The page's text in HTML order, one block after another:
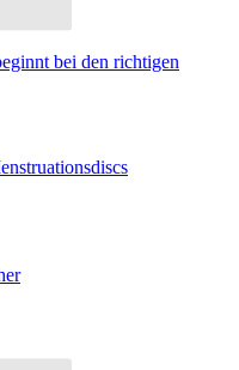
bei den richtigen